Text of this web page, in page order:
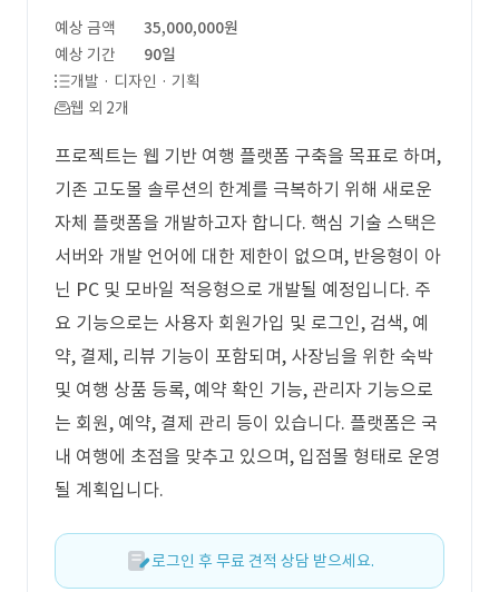
예상 금액
35,000,000원
예상 기간
90일
개발 · 디자인 · 기획
웹 외 2개
프로젝트는 웹 기반 여행 플랫폼 구축을 목표로 하며,
기존 고도몰 솔루션의 한계를 극복하기 위해 새로운
자체 플랫폼을 개발하고자 합니다. 핵심 기술 스택은
서버와 개발 언어에 대한 제한이 없으며, 반응형이 아
닌 PC 및 모바일 적응형으로 개발될 예정입니다. 주
요 기능으로는 사용자 회원가입 및 로그인, 검색, 예
약, 결제, 리뷰 기능이 포함되며, 사장님을 위한 숙박
및 여행 상품 등록, 예약 확인 기능, 관리자 기능으로
는 회원, 예약, 결제 관리 등이 있습니다. 플랫폼은 국
내 여행에 초점을 맞추고 있으며, 입점몰 형태로 운영
될 계획입니다.
로그인 후 무료 견적 상담 받으세요.